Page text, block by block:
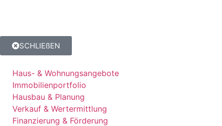
SCHLIEßEN
Haus- & Wohnungsangebote
Immobilienportfolio
Hausbau & Planung
Verkauf & Wertermittlung
Finanzierung & Förderung